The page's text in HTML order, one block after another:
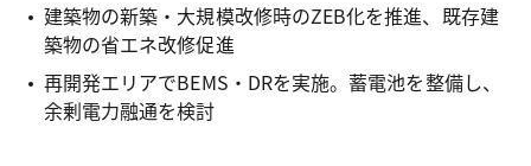
建築物の新築・大規模改修時のZEB化を推進、既存建
築物の省エネ改修促進
再開発エリアでBEMS・DRを実施。蓄電池を整備し、
余剰電力融通を検討